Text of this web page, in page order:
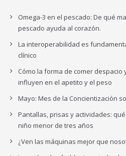
Omega-3 en el pescado: De qué
pescado ayuda al corazón.
La interoperabilidad es
clínico
Cómo la forma de comer
influyen en el apetito y el peso
Mayo: Mes de la Concientización
Pantallas, prisas y actividades:
niño menor de tres años
¿Ven las máquinas mejor que